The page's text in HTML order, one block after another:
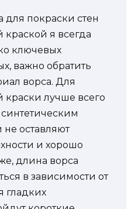
покраски стен
я всегда
ключевых
важно обратить
ворса. Для
лучше всего
не оставляют
и хорошо
длина ворса
в зависимости от
гладких